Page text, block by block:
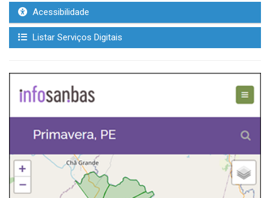
Acessibilidade
Listar Serviços Digitais